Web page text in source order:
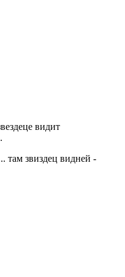
видит
там звиздец видней -